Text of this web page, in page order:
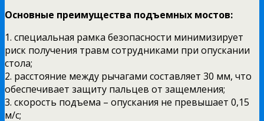
Основные преимущества подъемных мостов:
1. специальная рамка безопасности минимизирует
риск получения травм сотрудниками при опускании
стола;
2. расстояние между рычагами составляет 30 мм, что
обеспечивает защиту пальцев от защемления;
3. скорость подъема – опускания не превышает 0,15
м/с;